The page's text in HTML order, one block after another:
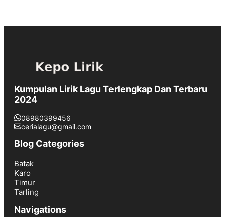
Kumpulan Lirik Lagu Terlengkap Dan Terbaru
2024
08980399456
cerialagu@gmail.com
Blog Categories
Batak
Karo
Timur
Tarling
Navigations